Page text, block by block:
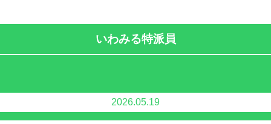
いわみる特派員
2026.05.19